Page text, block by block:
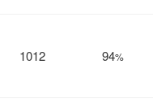
1012 94%